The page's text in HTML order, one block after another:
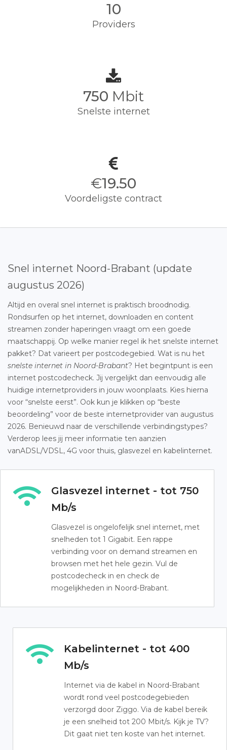
10
Providers
750 Mbit
Snelste internet
€19.50
Voordeligste contract
Snel internet Noord-Brabant (update
augustus 2026)
Altijd en overal snel internet is praktisch broodnodig.
Rondsurfen op het internet, downloaden en content
streamen zonder haperingen vraagt om een goede
maatschappij. Op welke manier regel ik het snelste internet
pakket? Dat varieert per postcodegebied. Wat is nu het
snelste internet in Noord-Brabant? Het begintpunt is een
internet postcodecheck. Jij vergelijkt dan eenvoudig alle
huidige internetproviders in jouw woonplaats. Kies hierna
voor “snelste eerst”. Ook kun je klikken op “beste
beoordeling” voor de beste internetprovider van augustus
2026. Benieuwd naar de verschillende verbindingstypes?
Verderop lees jij meer informatie ten aanzien
vanADSL/VDSL, 4G voor thuis, glasvezel en kabelinternet.
Glasvezel internet - tot 750
Mb/s
Glasvezel is ongelofelijk snel internet, met
snelheden tot 1 Gigabit. Een rappe
verbinding voor on demand streamen en
browsen met het hele gezin. Vul de
postcodecheck in en check de
mogelijkheden in Noord-Brabant.
Kabelinternet - tot 400
Mb/s
Internet via de kabel in Noord-Brabant
wordt rond veel postcodegebieden
verzorgd door Ziggo. Via de kabel bereik
je een snelheid tot 200 Mbit/s. Kijk je TV?
Dit gaat niet ten koste van het internet.